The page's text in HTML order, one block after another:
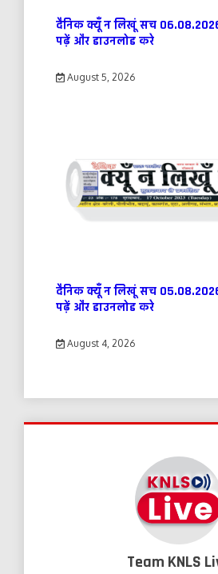
दैनिक क्यूँ न लिखूं सच
पढ़ें और डाउनलोड करे
August 5, 2026
दैनिक क्यूँ न लिखूं सच
पढ़ें और डाउनलोड करे
August 4, 2026
Team KNLS